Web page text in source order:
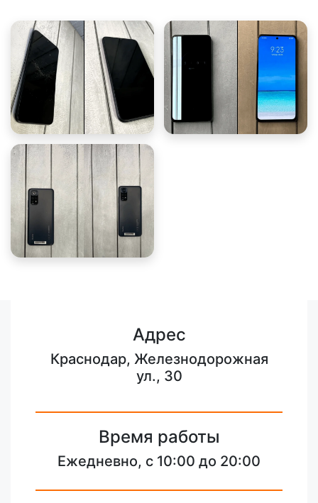
Адрес
Краснодар, Железнодорожная
ул., 30
Время работы
Ежедневно, с 10:00 до 20:00